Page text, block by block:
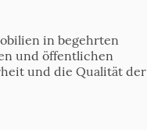
in begehrten
und öffentlichen
und die Qualität der